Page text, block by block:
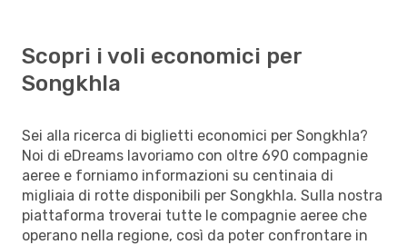
Scopri i voli economici per
Songkhla
Sei alla ricerca di biglietti economici per Songkhla?
Noi di eDreams lavoriamo con oltre 690 compagnie
aeree e forniamo informazioni su centinaia di
migliaia di rotte disponibili per Songkhla. Sulla nostra
piattaforma troverai tutte le compagnie aeree che
operano nella regione, così da poter confrontare in